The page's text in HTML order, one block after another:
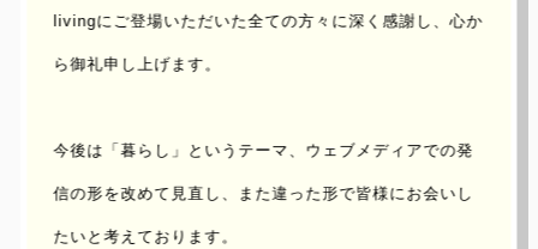
livingにご登場いただいた全ての方々に深く感謝し、心か
ら御礼申し上げます。
今後は「暮らし」というテーマ、ウェブメディアでの発
信の形を改めて見直し、 また違った形で皆様にお会いし
たいと考えております。